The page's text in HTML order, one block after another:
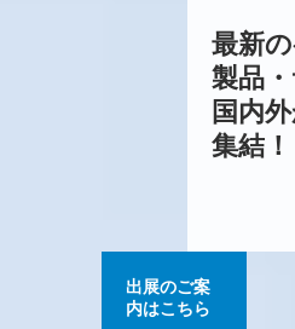
最新
製品
国内
集結！
出展のご案
内はこちら